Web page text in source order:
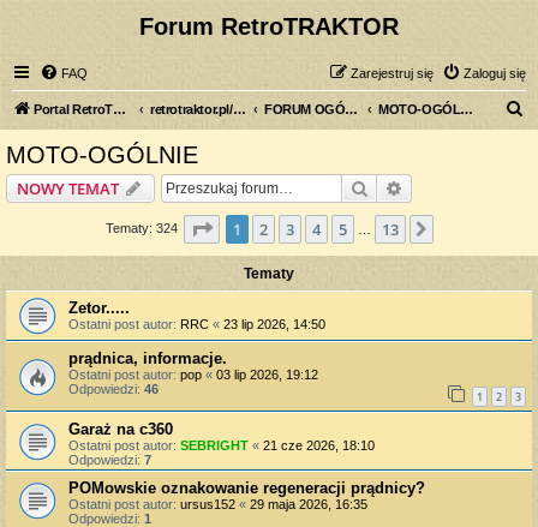
Forum RetroTRAKTOR
FAQ Zaloguj się
Zarejestruj się
Portal RetroTRAKTOR.pl retrotraktor.pl/forum FORUM OGÓLNE MOTO-OGÓLNIE
MOTO-OGÓLNIE
NOWY TEMAT Szukaj
Tematy: 324 Strona1 z13
1 2 3 4 5 13
Tematy
Zetor.....
Ostatni post autor: RRC « 23 lip 2026, 14:50
prądnica, informacje.
Ostatni post autor: pop « 03 lip 2026, 19:12
Odpowiedzi: 46 1 2 3
Garaż na c360
Ostatni post autor: SEBRIGHT « 21 cze 2026, 18:10
Odpowiedzi: 7
POMowskie oznakowanie regeneracji prądnicy?
Ostatni post autor: ursus152 « 29 maja 2026, 16:35
Odpowiedzi: 1